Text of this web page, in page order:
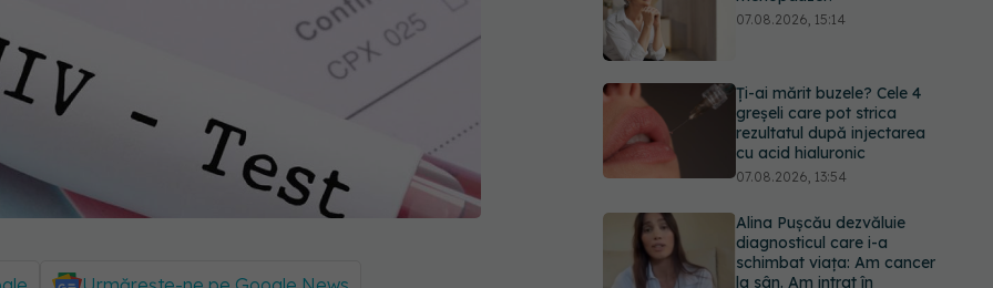
07.08.2026, 15:14
Ți-ai mărit buzele? Cele 4
greșeli care pot strica
rezultatul după injectarea
cu acid hialuronic
07.08.2026, 13:54
Alina Pușcău dezvăluie
diagnosticul care i-a
schimbat viața: Am cancer
la sân. Am intrat în